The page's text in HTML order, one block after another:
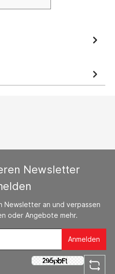
Newsletter
Newsletter an und verpassen
oder Angebote mehr.
Anmelden